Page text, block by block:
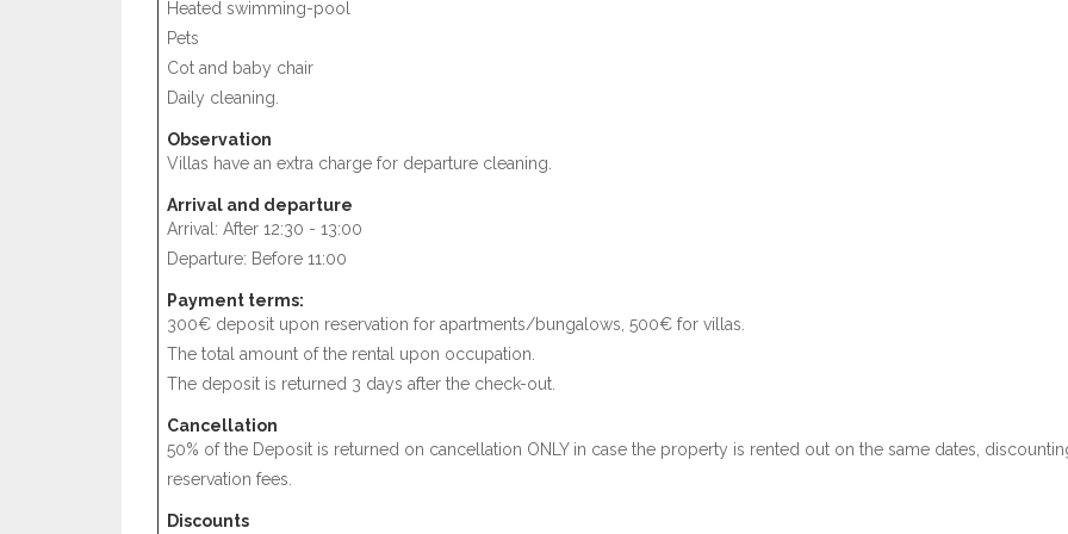
Heated swimming-pool
Pets
Cot and baby chair
Daily cleaning.
Observation
Villas have an extra charge for departure cleaning.
Arrival and departure
Arrival: After 12:30 - 13:00
Departure: Before 11:00
Payment terms:
300€ deposit upon reservation for apartments/bungalows, 500€ for villas.
The total amount of the rental upon occupation.
The deposit is returned 3 days after the check-out.
Cancellation
50% of the Deposit is returned on cancellation ONLY in case the property is rented out on the same dates,
reservation fees.
Discounts